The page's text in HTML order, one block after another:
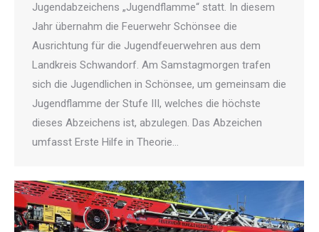
Jugendabzeichens „Jugendflamme“ statt. In diesem
Jahr übernahm die Feuerwehr Schönsee die
Ausrichtung für die Jugendfeuerwehren aus dem
Landkreis Schwandorf. Am Samstagmorgen trafen
sich die Jugendlichen in Schönsee, um gemeinsam die
Jugendflamme der Stufe III, welches die höchste
dieses Abzeichens ist, abzulegen. Das Abzeichen
umfasst Erste Hilfe in Theorie…